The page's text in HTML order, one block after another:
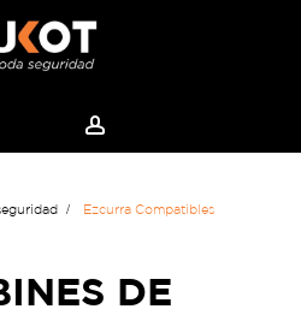
Ezcurra Compatibles
DE